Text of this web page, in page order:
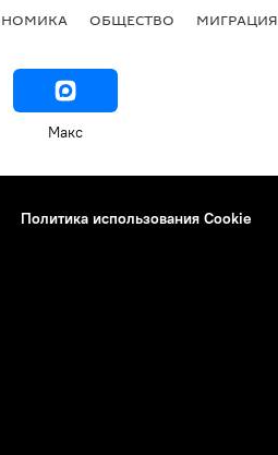
ОБЩЕСТВО МИГРАЦИЯ
Макс
Политика использования Cookie